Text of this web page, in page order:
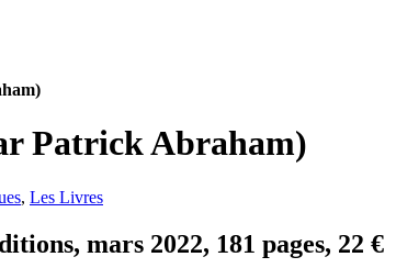
Patrick Abraham)
, Les Livres
mars 2022, 181 pages, 22 €